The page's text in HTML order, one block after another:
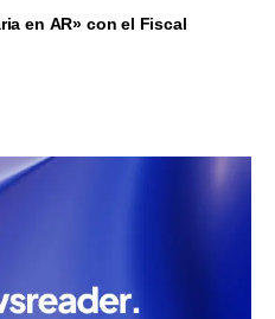
en AR» con el Fiscal